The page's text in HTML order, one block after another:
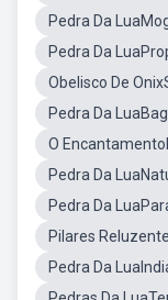
Pedra Da
Pedra Da
Obelisco De
Pedra Da
O
Pedra Da
Pedra Da
Pilares
Pedra Da